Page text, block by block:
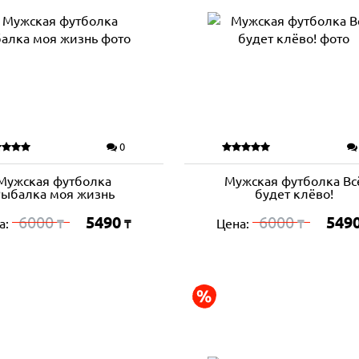
0
футболка
моя жизнь
6000₸ 5490 ₸
Мужская футболка
будет клёво!
Цена: 6000₸